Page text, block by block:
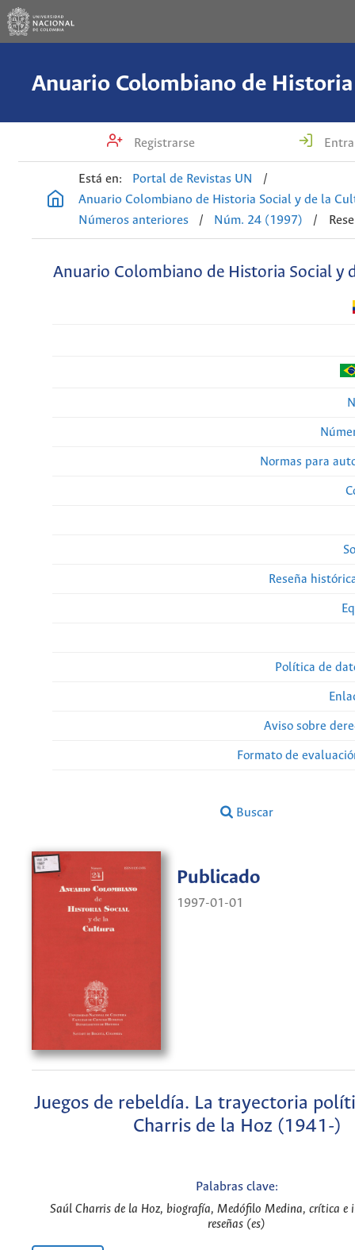
Registrarse
Está en: Portal de Revistas UN
/
Anuario Colombiano de Historia Social y de la
Números anteriores
/ Núm. 24 (1997) /
Anuario Colombiano de Historia Social y
Normas para
Reseña
Política de
Aviso sobre
Formato de
Buscar
Publicado
1997-01-01
Juegos de rebeldía. La trayectoria
Charris de la Hoz (1941-)
Palabras clave:
Saúl Charris de la Hoz, biografía, Medófilo Medina, crítica e
reseñas (es)